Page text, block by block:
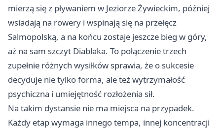
mierzą się z pływaniem w Jeziorze Żywieckim, później
wsiadają na rowery i wspinają się na przełęcz
Salmopolską, a na końcu zostaje jeszcze bieg w góry,
aż na sam szczyt Diablaka. To połączenie trzech
zupełnie różnych wysiłków sprawia, że o sukcesie
decyduje nie tylko forma, ale też wytrzymałość
psychiczna i umiejętność rozłożenia sił.
Na takim dystansie nie ma miejsca na przypadek.
Każdy etap wymaga innego tempa, innej koncentracji